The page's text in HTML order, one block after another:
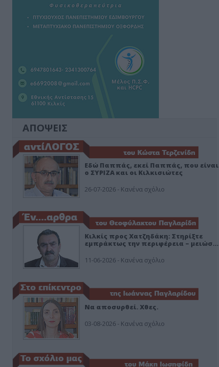
ΑΠΟΨΕΙΣ
Εδώ Παππάς, εκεί Παππάς, που είναι
ο ΣΥΡΙΖΑ και οι Κιλκισιώτες
26-07-2026 - Κανένα σχόλιο
Κιλκίς προς Χατζηδάκη: Στηρίξτε
εμπράκτως την περιφέρεια – μειώσ…
11-06-2026 - Κανένα σχόλιο
Να αποσυρθεί. Χθες.
03-08-2026 - Κανένα σχόλιο